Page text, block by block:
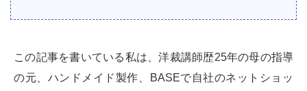
この記事を書いている私は、洋裁講師歴25年の母の指導
の元、ハンドメイド製作、BASEで自社のネットショッ